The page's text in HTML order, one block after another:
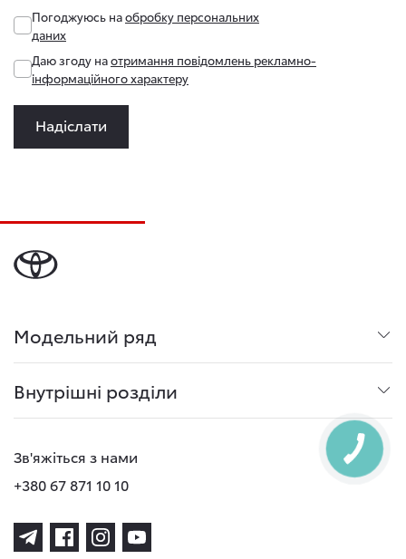
Погоджуюсь наобробку персональних
даних
Даю згоду наотримання повідомлень рекламно-
інформаційного характеру
Надіслати
Модельний ряд
Внутрішні розділи
Зв'яжіться з нами
+380 67 871 10 10